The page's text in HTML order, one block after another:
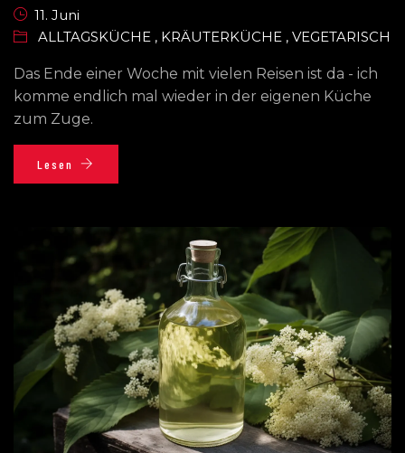
11. Juni
ALLTAGSKÜCHE , KRÄUTERKÜCHE , VEGETARISCH
Das Ende einer Woche mit vielen Reisen ist da - ich
komme endlich mal wieder in der eigenen Küche
zum Zuge.
Lesen